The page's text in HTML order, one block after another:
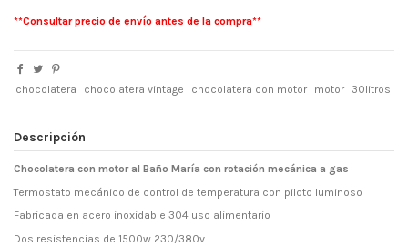
**Consultar precio de envío antes de la compra**
chocolatera chocolatera vintage chocolatera con motor motor 30litros
Descripción
Chocolatera con motor al Baño María con rotación mecánica a gas
Termostato mecánico de control de temperatura con piloto luminoso
Fabricada en acero inoxidable 304 uso alimentario
Dos resistencias de 1500w 230/380v